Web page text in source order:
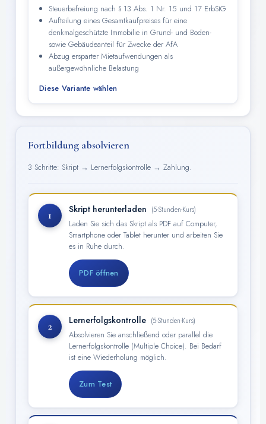
Steuerbefreiung nach § 13 Abs. 1 Nr. 15 und 17 ErbStG
Aufteilung eines Gesamtkaufpreises für eine
denkmalgeschützte Immobilie in Grund- und Boden-
sowie Gebäudeanteil für Zwecke der AfA
Abzug ersparter Mietaufwendungen als
außergewöhnliche Belastung
Diese Variante wählen
Fortbildung absolvieren
3 Schritte: Skript → Lernerfolgskontrolle → Zahlung.
1 Skript herunterladen (5-Stunden-Kurs)
Laden Sie sich das Skript als PDF auf Computer,
Smartphone oder Tablet herunter und arbeiten Sie
es in Ruhe durch.
PDF öffnen
2 Lernerfolgskontrolle (5-Stunden-Kurs)
Absolvieren Sie anschließend oder parallel die
Lernerfolgskontrolle (Multiple Choice). Bei Bedarf
ist eine Wiederholung möglich.
Zum Test